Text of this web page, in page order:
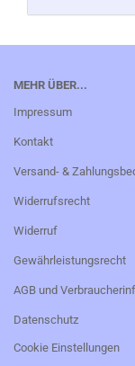
MEHR ÜBER...
Impressum
Kontakt
Versand- &
Widerrufsrecht
Widerruf
Gewährleistungsrecht
AGB und
Datenschutz
Cookie Einstellungen